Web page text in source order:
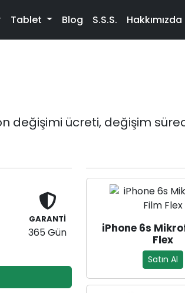
Tablet Blog S.S.S. Hakkımızda
değişimi ücreti, değişim
GARANTİ
365 Gün
iPhone 6s
Flex
Satın Al